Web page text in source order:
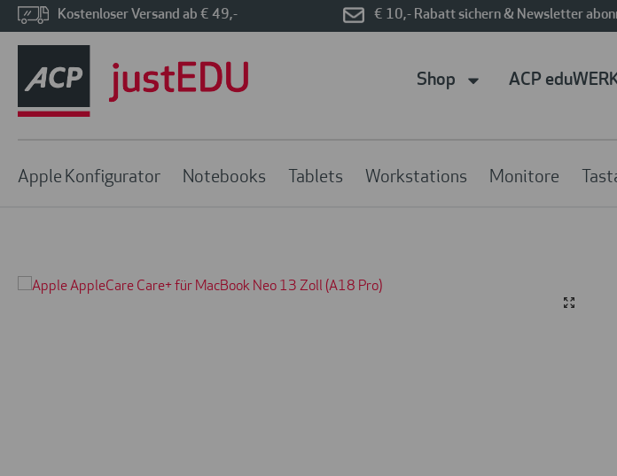
Kostenloser Versand ab € 49,- € 10,- Rabatt sichern & Newsletter
Shop ACP
Apple Konfigurator Notebooks Tablets Workstations Monitore